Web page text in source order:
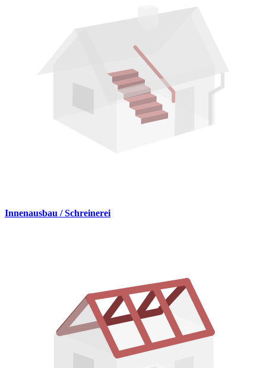
Innenausbau / Schreinerei